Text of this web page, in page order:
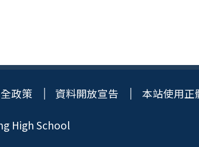
政策 資料開放宣告 本站使用正
High School